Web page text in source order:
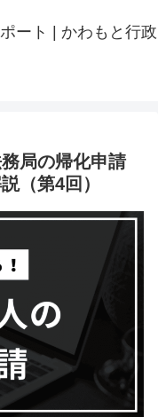
ート | かわもと行政
局の帰化申請
（第4回）